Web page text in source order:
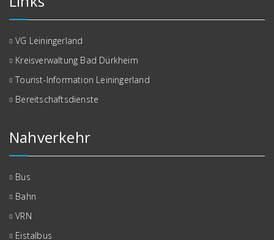
VG Leiningerland
Kreisverwaltung Bad Dürkheim
Tourist-Information Leiningerland
Bereitschaftsdienste
Nahverkehr
Bus
Bahn
VRN
Eistalbus